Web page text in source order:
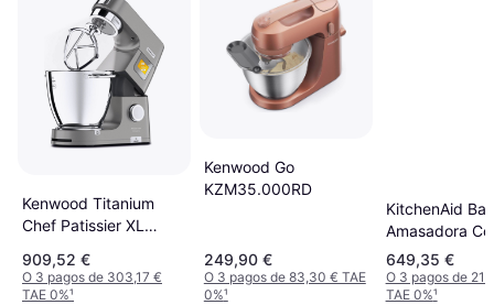
Kenwood Titanium
Chef Patissier XL
909,52 €
O 3 pagos de 303,17 €
TAE 0%¹
Kenwood Go
KZM35.000RD
249,90 €
O 3 pagos de 83,30 € TAE
0%¹
KitchenAid
Amasadora
Elevable 6.6L
649,35 €
O 3 pagos de
TAE 0%¹